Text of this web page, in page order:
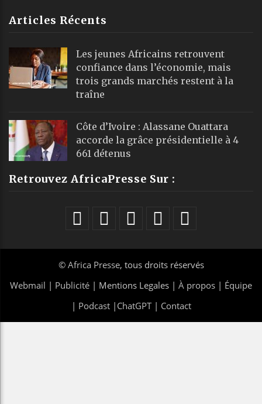
Articles Récents
Les jeunes Africains retrouvent
confiance dans l’économie, mais
trois grands marchés restent à la
traîne
Côte d’Ivoire : Alassane Ouattara
accorde la grâce présidentielle à 4
661 détenus
Retrouvez AfricaPresse Sur :
© Africa Presse, tous droits réservés
Webmail | Publicité | Mentions Legales | À propos | Équipe
| Podcast| ChatGPT| Contact